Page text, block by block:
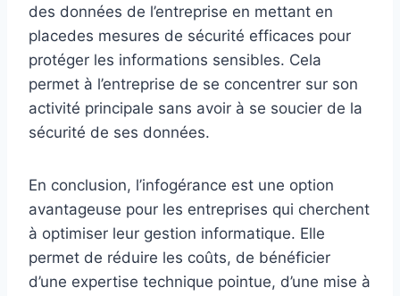
des données de l’entreprise en mettant en
placedes mesures de sécurité efficaces pour
protéger les informations sensibles. Cela
permet à l’entreprise de se concentrer sur son
activité principale sans avoir à se soucier de la
sécurité de ses données.
En conclusion, l’infogérance est une option
avantageuse pour les entreprises qui cherchent
à optimiser leur gestion informatique. Elle
permet de réduire les coûts, de bénéficier
d’une expertise technique pointue, d’une mise à